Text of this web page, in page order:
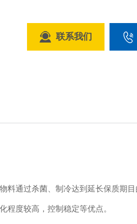
联系我们
通过杀菌、制冷达到延长保质期
度较高，控制稳定等优点。